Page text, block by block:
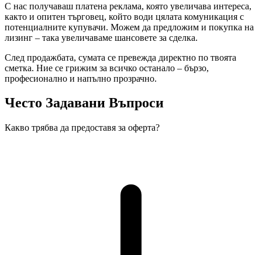
С нас получаваш платена реклама, която увеличава интереса,
както и опитен търговец, който води цялата комуникация с
потенциалните купувачи. Можем да предложим и покупка на
лизинг – така увеличаваме шансовете за сделка.
След продажбата, сумата се превежда директно по твоята
сметка. Ние се грижим за всичко останало – бързо,
професионално и напълно прозрачно.
Често Задавани Въпроси
Какво трябва да предоставя за оферта?